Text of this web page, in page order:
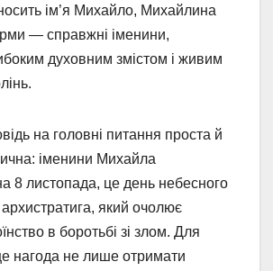
ім’я Михайло, Михайлина
— справжні іменини,
духовним змістом і живим
на головні питання проста й
іменини Михайла
8 листопада, це день небесного
який очолює
в боротьбі зі злом. Для
нагода не лише отримати